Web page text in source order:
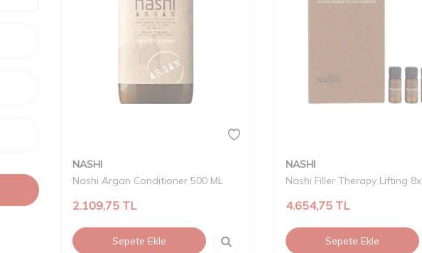
NASHI
Nashi Argan Conditioner 500 ML
2.109,75 TL
Sepete Ekle
NASHI
Nashi Filler Therapy Lifting
4.654,75TL
Sepete Ekle